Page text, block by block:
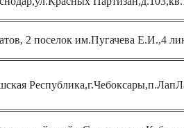
2 поселок им.Пугачева Е.И.,4